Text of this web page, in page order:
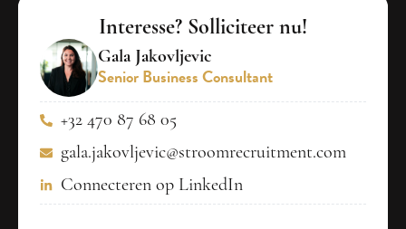
Interesse? Solliciteer nu!
Gala Jakovljevic
Senior Business Consultant
+32 470 87 68 05
gala.jakovljevic@stroomrecruitment.com
Connecteren op LinkedIn